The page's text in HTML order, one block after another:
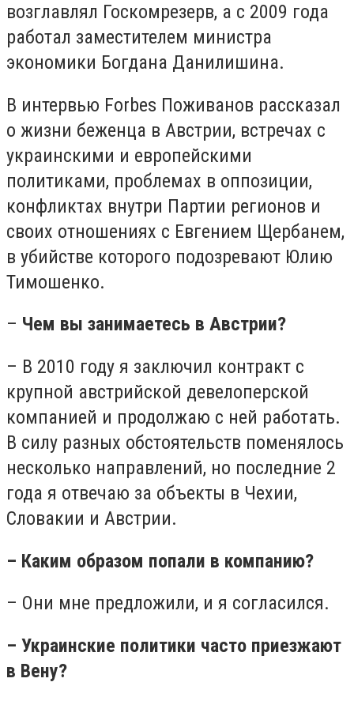
возглавлял Госкомрезерв, а с 2009 года
работал заместителем министра
экономики Богдана Данилишина.
В интервью Forbes Поживанов рассказал
о жизни беженца в Австрии, встречах с
украинскими и европейскими
политиками, проблемах в оппозиции,
конфликтах внутри Партии регионов и
своих отношениях с Евгением Щербанем,
в убийстве которого подозревают Юлию
Тимошенко.
– Чем вы занимаетесь в Австрии?
– В 2010 году я заключил контракт с
крупной австрийской девелоперской
компанией и продолжаю с ней работать.
В силу разных обстоятельств поменялось
несколько направлений, но последние 2
года я отвечаю за объекты в Чехии,
Словакии и Австрии.
– Каким образом попали в компанию?
– Они мне предложили, и я согласился.
– Украинские политики часто приезжают
в Вену?